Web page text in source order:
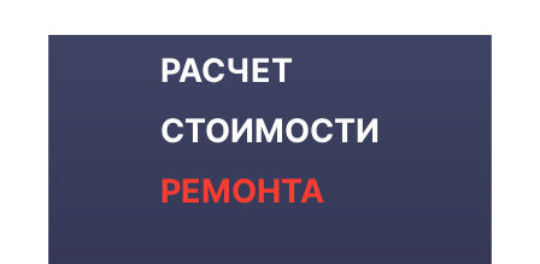
РАСЧЕТ
СТОИМОСТИ
РЕМОНТА